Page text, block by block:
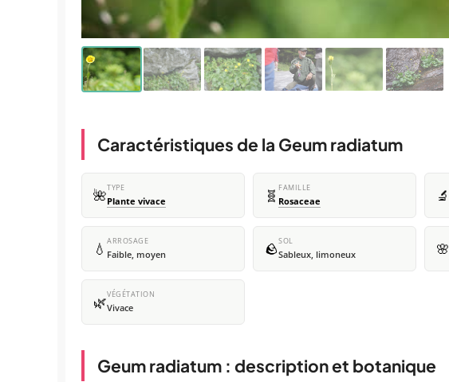
Caractéristiques de la Geum radiatum
🌺TYPE
Plante vivace 🧬 FAMILLE
Rosaceae 🔬
💧 ARROSAGE
Faible, moyen 🪨SOL
Sableux, limoneux 🌸
🌿VÉGÉTATION
Vivace
Geum radiatum : description et botanique